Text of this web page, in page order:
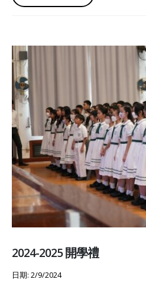
2024-2025 開學禮
日期: 2/9/2024